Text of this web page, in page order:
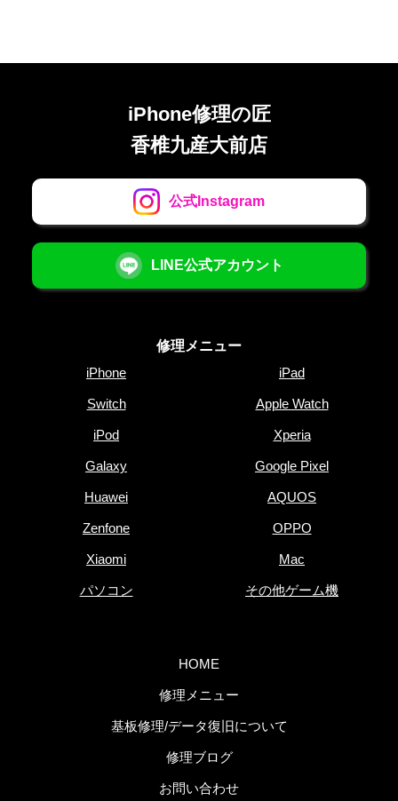
iPhone修理の匠
香椎九産大前店
公式Instagram
LINE公式アカウント
修理メニュー
iPhone
iPad
Switch Apple Watch
iPod Xperia
Galaxy Google Pixel
Huawei AQUOS
Zenfone OPPO
Xiaomi Mac
パソコン その他ゲーム機
HOME
修理メニュー
基板修理/データ復旧について
修理ブログ
お問い合わせ